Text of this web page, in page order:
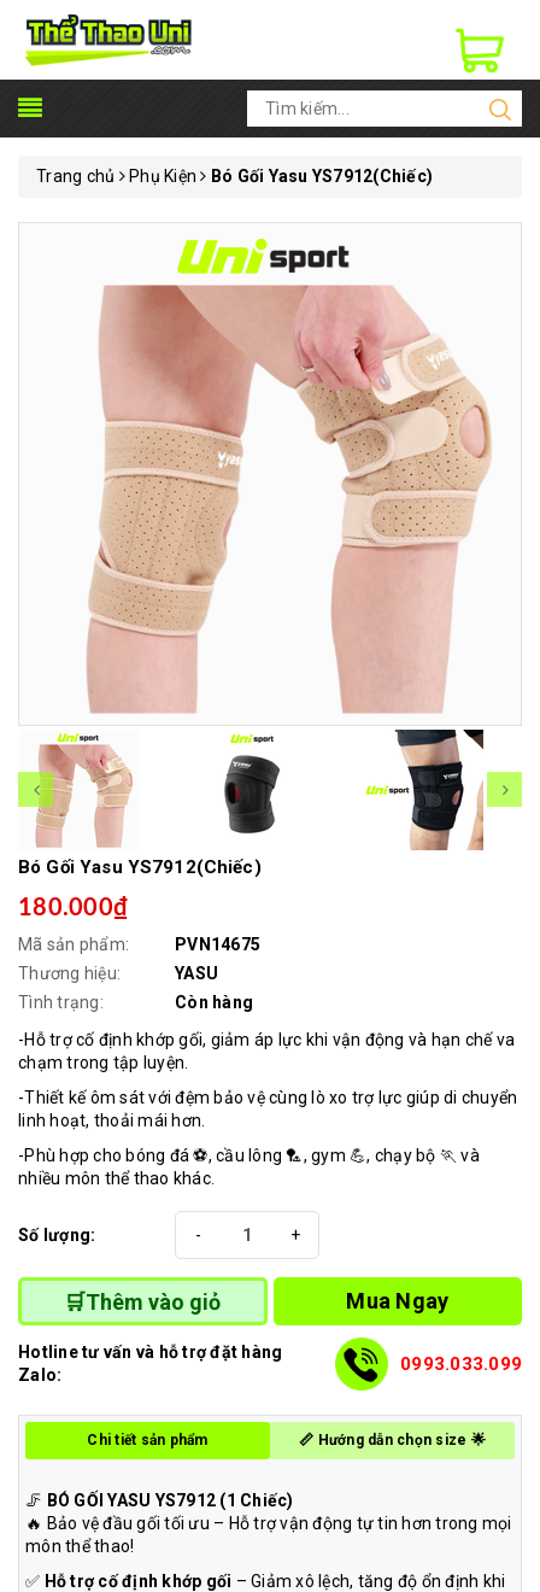
Trang chủ Phụ Kiện Bó Gối Yasu YS7912(Chiếc)
Bó Gối Yasu YS7912(Chiếc)
180.000₫
Mã sản phẩm:
PVN14675
Thương hiệu:
YASU
Tình trạng:
Còn hàng
-Hỗ trợ cố định khớp gối, giảm áp lực khi vận động và hạn chế va
chạm trong tập luyện.
-Thiết kế ôm sát với đệm bảo vệ cùng lò xo trợ lực giúp di chuyển
linh hoạt, thoải mái hơn.
-Phù hợp cho bóng đá ⚽, cầu lông 🏸, gym 💪, chạy bộ 🏃 và
nhiều môn thể thao khác.
Số lượng: +
-
🛒Thêm vào giỏ Mua Ngay
Hotline tư vấn và hỗ trợ đặt hàng
Zalo:
0993.033.099
Chi tiết sản phẩm 📏 Hướng dẫn chọn size 🌟
🦵 BÓ GỐI YASU YS7912 (1 Chiếc)
🔥 Bảo vệ đầu gối tối ưu – Hỗ trợ vận động tự tin hơn trong mọi
môn thể thao!
✅ Hỗ trợ cố định khớp gối – Giảm xô lệch, tăng độ ổn định khi